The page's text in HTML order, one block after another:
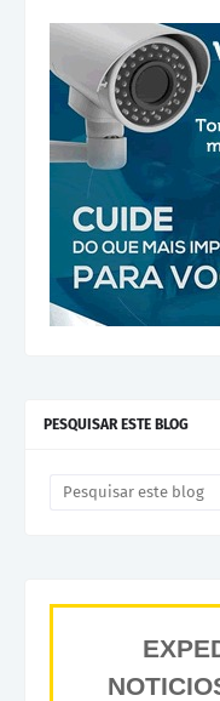
PESQUISAR ESTE BLOG